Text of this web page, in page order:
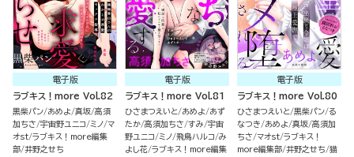
電子版
ラブキス！more Vol.82
黒柴パン あめよ 真坂 高須
加ちさ 宇宙野ユニコ ミノ マ
オst ラブキス！more編集
部 井野之せち
電子版
ラブキス！more Vol.81
ひさまつえいと あめよ
あず
たか 高須加ちさ すみ 宇宙
野ユニコ ミノ 飛鳥ハルコ み
よし花 ラブキス！more編集
電子版
ラブキス！more Vol.80
ひさまつえいと 黒柴パン る
なつき
あめよ 真坂 高須加
ちさ マオst ラブキス！
more編集部 井野之せち 猫